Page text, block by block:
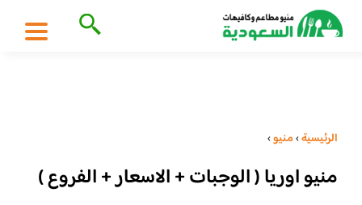
الرئيسية›منيو›
منيو اوريا ( الوجبات + الاسعار + الفروع )